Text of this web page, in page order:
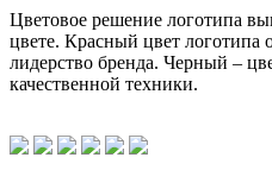
Цветовое решение логотипа
цвете. Красный цвет логотипа
лидерство бренда. Черный –
качественной техники.